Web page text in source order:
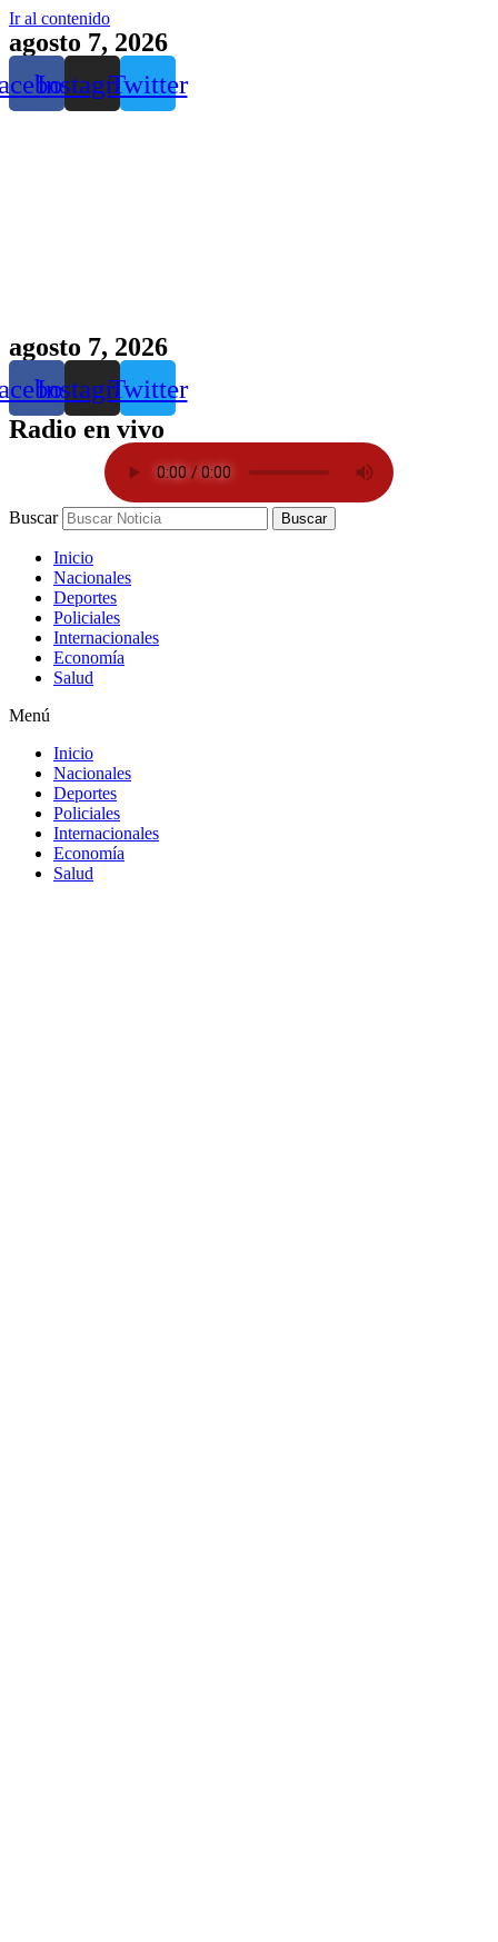
Ir al contenido
agosto 7, 2026
InstagramTwitter
agosto 7, 2026
InstagramTwitter
Radio en vivo
Buscar Buscar
Inicio
Nacionales
Deportes
Policiales
Internacionales
Economía
Salud
Menú
Inicio
Nacionales
Deportes
Policiales
Internacionales
Economía
Salud